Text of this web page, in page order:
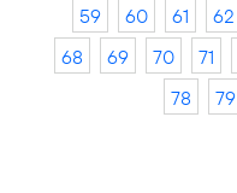
59
60 61 62
68
69 70 71
78
79